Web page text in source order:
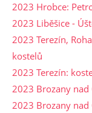
2023 Hrobce:
2023 Liběšice -
2023 Terezín,
kostelů
2023 Terezín:
2023 Brozany
2023 Brozany nad